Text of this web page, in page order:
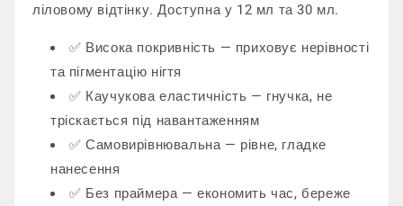
ліловому відтінку. Доступна у 12 мл та 30 мл.
✅ Висока покривність — приховує нерівності
та пігментацію нігтя
✅ Каучукова еластичність — гнучка, не
тріскається під навантаженням
✅ Самовирівнювальна — рівне, гладке
нанесення
✅ Без праймера — економить час, береже